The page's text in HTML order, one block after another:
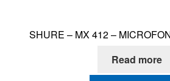
SHURE – MX 412 –
Read more